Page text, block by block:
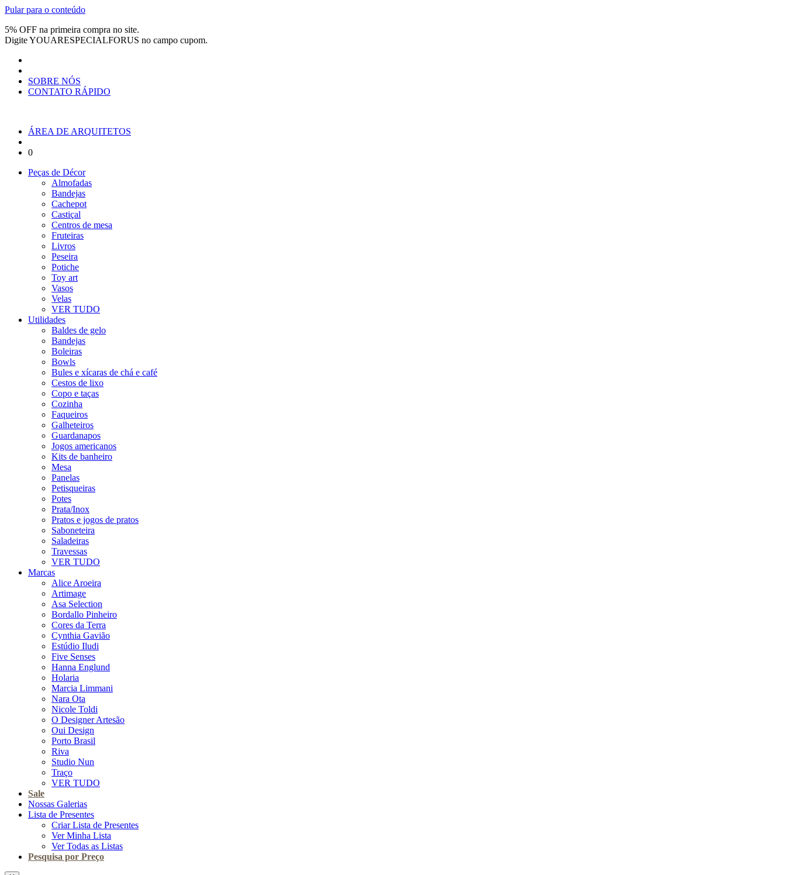
Pular para o conteúdo
5% OFF na primeira compra no site.
DigiteYOUARESPECIALFORUS no campo cupom.
SOBRE NÓS
CONTATO RÁPIDO
ÁREA DE ARQUITETOS
0
Peças de Décor
Almofadas
Bandejas
Cachepot
Castiçal
Centros de mesa
Fruteiras
Livros
Peseira
Potiche
Toy art
Vasos
Velas
VER TUDO
Utilidades
Baldes de gelo
Bandejas
Boleiras
Bowls
Bules e xícaras de chá e café
Cestos de lixo
Copo e taças
Cozinha
Faqueiros
Galheteiros
Guardanapos
Jogos americanos
Kits de banheiro
Mesa
Panelas
Petisqueiras
Potes
Prata/Inox
Pratos e jogos de pratos
Saboneteira
Saladeiras
Travessas
VER TUDO
Marcas
Alice Aroeira
Artimage
Asa Selection
Bordallo Pinheiro
Cores da Terra
Cynthia Gavião
Estúdio Iludi
Five Senses
Hanna Englund
Holaria
Marcia Limmani
Nara Ota
Nicole Toldi
O Designer Artesão
Oui Design
Porto Brasil
Riva
Studio Nun
Traço
VER TUDO
Sale
Nossas Galerias
Lista de Presentes
Criar Lista de Presentes
Ver Minha Lista
Ver Todas as Listas
Pesquisa por Preço